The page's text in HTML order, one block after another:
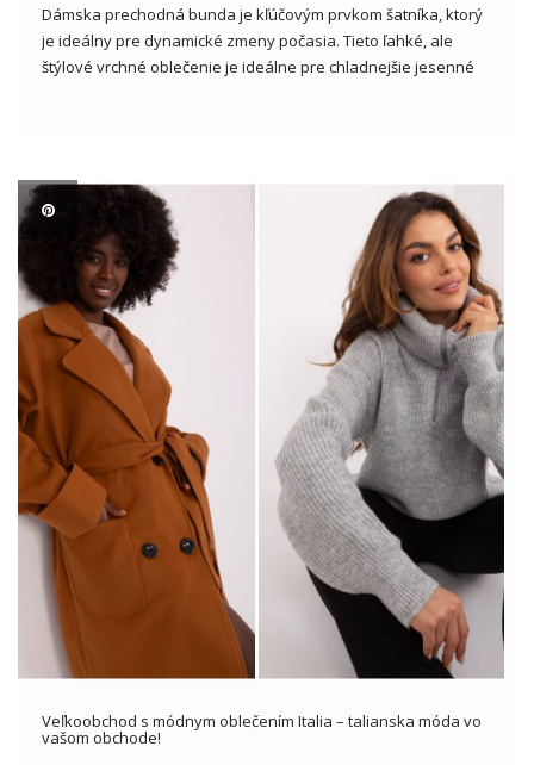
Dámska prechodná bunda je kľúčovým prvkom šatníka, ktorý
je ideálny pre dynamické zmeny počasia. Tieto ľahké, ale
štýlové vrchné oblečenie je ideálne pre chladnejšie jesenné
Veľkoobchod s módnym oblečením Italia – talianska móda vo
vašom obchode!